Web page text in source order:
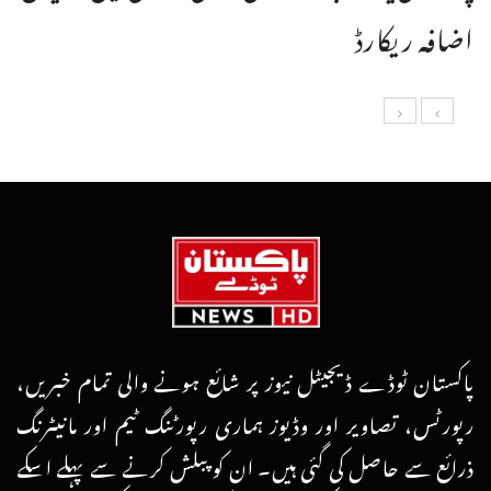
اضافہ ریکارڈ
پاکستان ٹوڈے ڈیجیٹل نیوز پر شائع ہونے والی تمام خبریں،
رپورٹس، تصاویر اور وڈیوز ہماری رپورٹنگ ٹیم اور مانیٹرنگ
ذرائع سے حاصل کی گئی ہیں۔ ان کو پبلش کرنے سے پہلے اسکے